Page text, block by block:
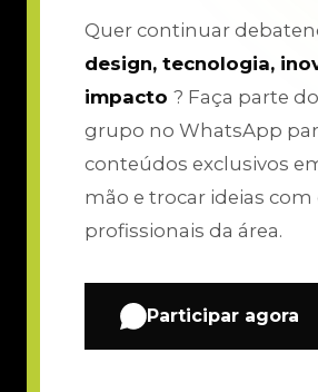
Quer continuar
design, tecnologia,
impacto ? Faça parte
grupo no WhatsApp
conteúdos exclusivos
mão e trocar ideias
profissionais da área.
Participar agora